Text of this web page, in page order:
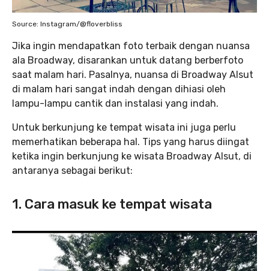
Source: Instagram/@floverbliss
Jika ingin mendapatkan foto terbaik dengan nuansa
ala Broadway, disarankan untuk datang berberfoto
saat malam hari. Pasalnya, nuansa di Broadway Alsut
di malam hari sangat indah dengan dihiasi oleh
lampu-lampu cantik dan instalasi yang indah.
Untuk berkunjung ke tempat wisata ini juga perlu
memerhatikan beberapa hal. Tips yang harus diingat
ketika ingin berkunjung ke wisata Broadway Alsut, di
antaranya sebagai berikut:
1. Cara masuk ke tempat wisata